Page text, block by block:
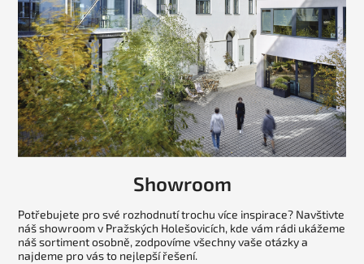
Showroom
Potřebujete pro své rozhodnutí trochu více inspirace? Navštivte
náš showroom v Pražských Holešovicích, kde vám rádi ukážeme
náš sortiment osobně, zodpovíme všechny vaše otázky a
najdeme pro vás to nejlepší řešení.